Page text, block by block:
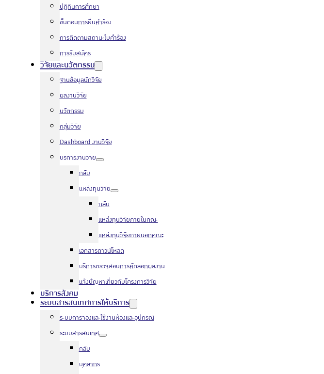
ปฏิทินการศึกษา
ขั้นตอนการยื่นคำร้อง
การติดตามสถานะใบคำร้อง
การรับสมัคร
วิจัยและนวัตกรรม
ฐานข้อมูลนักวิจัย
ผลงานวิจัย
นวัตกรรม
กลุ่มวิจัย
Dashboard งานวิจัย
บริการงานวิจัย
กลับ
แหล่งทุนวิจัย
กลับ
แหล่งทุนวิจัยภายในคณะ
แหล่งทุนวิจัยภายนอกคณะ
เอกสารดาวน์โหลด
บริการตรวจสอบการคัดลอกผลงาน
แจ้งปัญหาเกี่ยวกับโครงการวิจัย
บริการสังคม
ระบบสารสนเทศการให้บริการ
ระบบการจองและใช้งานห้องและอุปกรณ์
ระบบสารสนเทศ
กลับ
บุคลากร